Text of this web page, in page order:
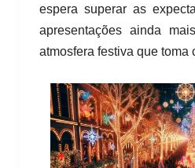
espera superar as
apresentações ainda
atmosfera festiva que toma